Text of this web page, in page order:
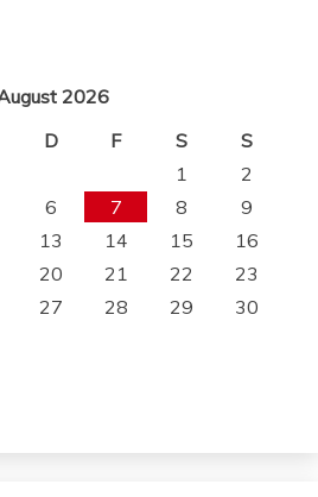
2026
D F S
S
1
2
6 7 8
9
13 14 15
16
20 21 22
23
27 28 29
30